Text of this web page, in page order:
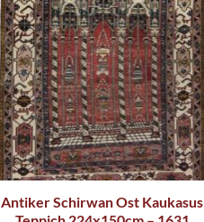
Antiker Schirwan Ost Kaukasus